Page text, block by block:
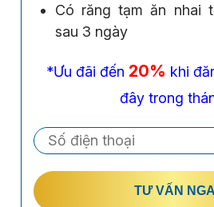
Có răng tạm ăn nhai
sau 3 ngày
*Ưu đãi đến 20% khi
đây trong
TƯ VẤN